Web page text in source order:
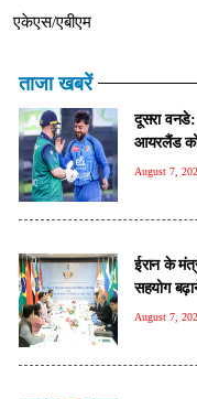
एकेएस/एबीएम
ताजा खबरें
दूसरा
आयरलैंड को
August 7,
ईरान के
सहयोग
August 7,